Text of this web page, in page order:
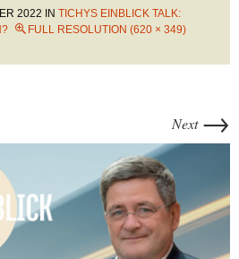
2022 IN TICHYS EINBLICK TALK:
FULL RESOLUTION (620 × 349)
Next →